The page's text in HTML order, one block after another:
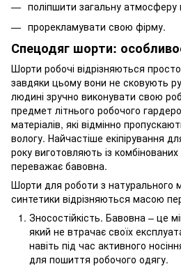
поліпшити загальну атмосферу
прорекламувати свою фірму.
Спецодяг шорти:
Шорти робочі відрізняються
завдяки цьому вони не сковують
людині зручно виконувати свою
предмет літнього робочого
матеріалів, які відмінно
вологу. Найчастіше екіпірування
року виготовляють із
переважає бавовна.
Шорти для роботи з натурального
синтетики відрізняються масою
Зносостійкість. Бавовна – це
який не втрачає своїх
навіть під час активного
для пошиття робочого одягу.